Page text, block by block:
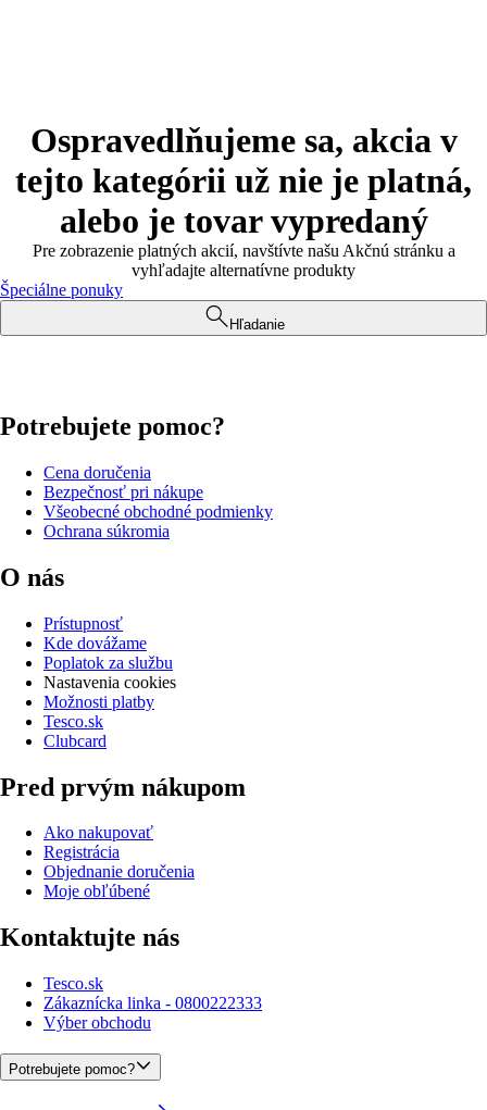
Ospravedlňujeme sa, akcia v
tejto kategórii už nie je platná,
alebo je tovar vypredaný
Pre zobrazenie platných akcií, navštívte našu Akčnú stránku a
vyhľadajte alternatívne produkty
Špeciálne ponuky
Hľadanie
Potrebujete pomoc?
Cena doručenia
Bezpečnosť pri nákupe
Všeobecné obchodné podmienky
Ochrana súkromia
O nás
Prístupnosť
Kde dovážame
Poplatok za službu
Nastavenia cookies
Možnosti platby
Tesco.sk
Clubcard
Pred prvým nákupom
Ako nakupovať
Registrácia
Objednanie doručenia
Moje obľúbené
Kontaktujte nás
Tesco.sk
Zákaznícka linka - 0800222333
Výber obchodu
Potrebujete pomoc?